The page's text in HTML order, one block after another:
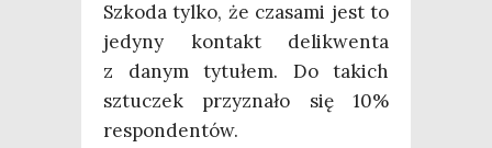
Szko­da tyl­ko, że cza­sa­mi jest to
jedy­ny kon­takt deli­kwen­ta
z danym tytu­łem. Do takich
sztu­czek przy­zna­ło się 10%
respondentów.